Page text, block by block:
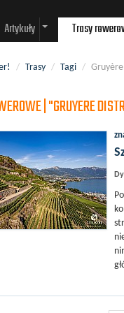
Artykuły Trasy
/ Trasy / Tagi /
| "GRUYERE